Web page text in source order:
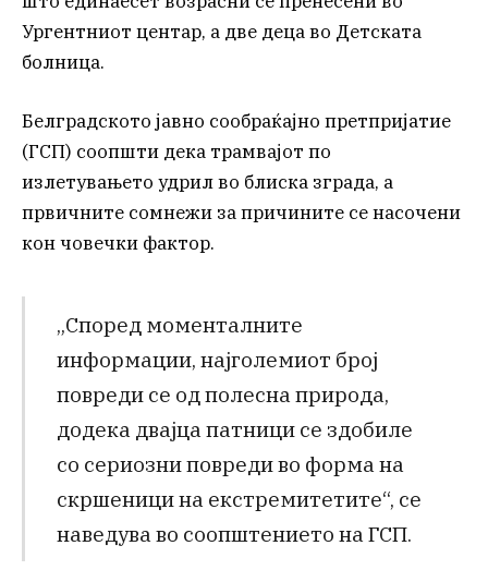
Ургентниот центар, а две деца во Детската
болница.
Белградското јавно сообраќајно претпријатие
(ГСП) соопшти дека трамвајот по
излетувањето удрил во блиска зграда, а
првичните сомнежи за причините се насочени
кон човечки фактор.
„Според моменталните
информации, најголемиот број
повреди се од полесна природа,
додека двајца патници се здобиле
со сериозни повреди во форма на
скршеници на екстремитетите“, се
наведува во соопштението на ГСП.